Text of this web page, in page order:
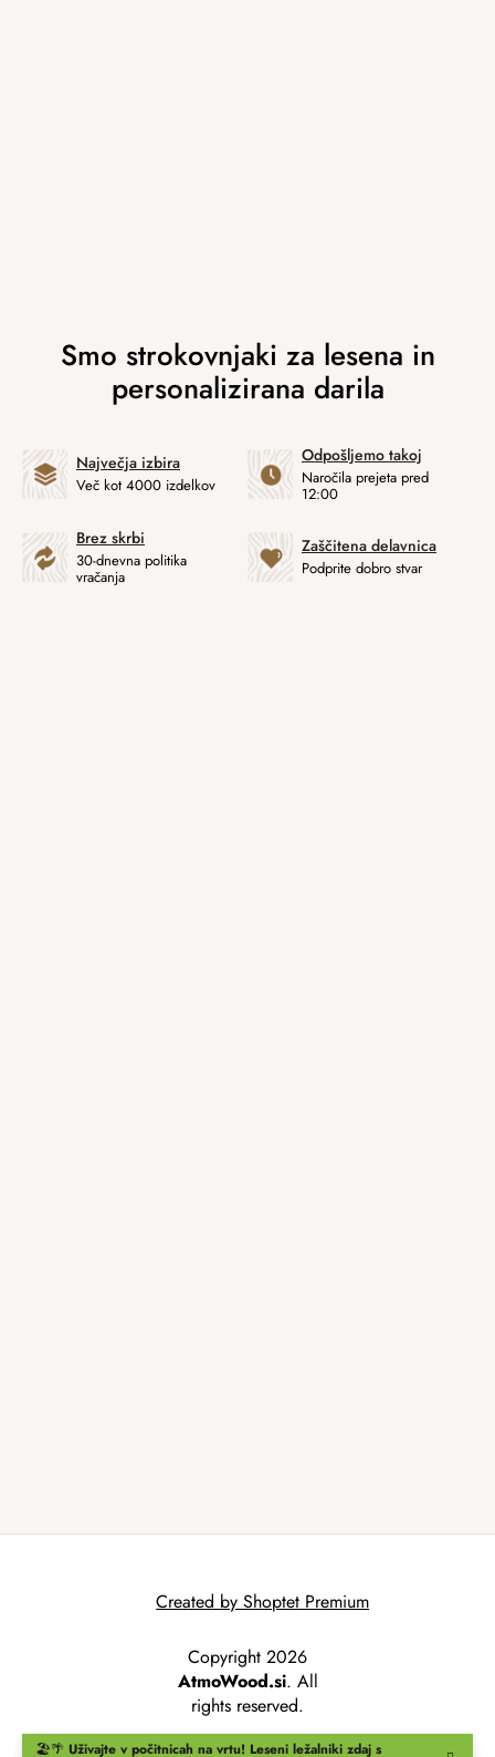
🏖️🌴 Uživajte v počitnicah na vrtu! Leseni ležalniki zdaj s
Največja izbira
Več kot 4000 izdelkov
Odpošljemo takoj
Naročila prejeta pred
12:00
Brez skrbi
30-dnevna politika
vračanja
Zaščitena delavnica
Podprite dobro stvar
Created by Shoptet Premium
Copyright 2026
AtmoWood.si. All
rights reserved.